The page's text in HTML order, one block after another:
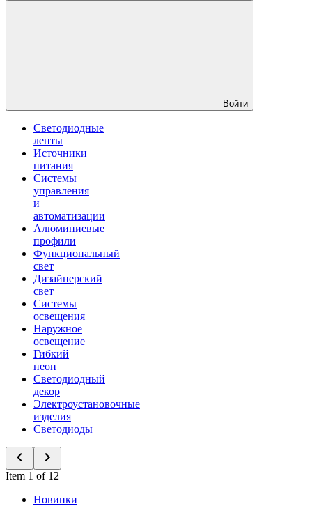
Войти
Светодиодные
ленты
Источники
питания
Системы
управления
и
автоматизации
Алюминиевые
профили
Функциональный
свет
Дизайнерский
свет
Системы
освещения
Наружное
освещение
Гибкий
неон
Светодиодный
декор
Электроустановочные
изделия
Светодиоды
Item 1 of 12
Новинки